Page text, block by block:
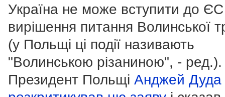
Україна не може вступити до
вирішення питання Волинської
(у Польщі ці події називають
"Волинською різаниною", - ред.).
Президент Польщі Анджей Дуда